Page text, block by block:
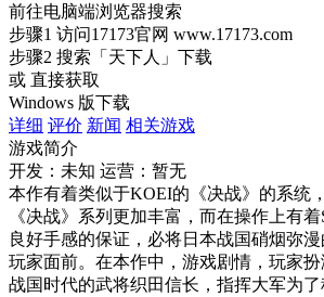
前往电脑端浏览器搜索
步骤1 访问17173官网 www.17173.com
步骤2 搜索 「天下人」 下载
或 直接获取
Windows 版下载
详细 评价 新闻 相关游戏
游戏简介
开发：未知 运营：暂无
本作有着类似于KOEI的《决战》的系统
《决战》系列更加丰富，而在操作上有
良好手感的保证，必将日本战国硝烟弥
玩家面前。在本作中，游戏剧情，玩家
战国时代的武将织田信长，指挥大军为